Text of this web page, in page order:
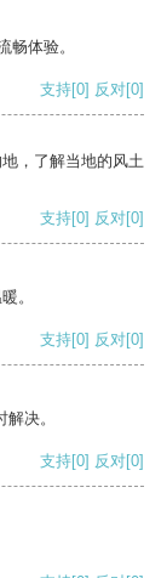
畅体验。
支持[0] 反对[0]
，了解当地的风土
支持[0] 反对[0]
。
支持[0] 反对[0]
决。
支持[0] 反对[0]